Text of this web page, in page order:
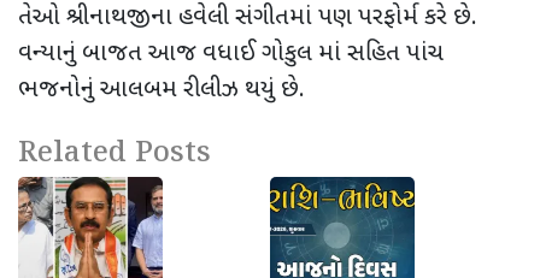
તેઓ શ્રીનાથજીના હવેલી સંગીતમાં પણ પરફોર્મ કરે છે.
વન્યાનું બાજત આજ વધાઈ ગોકુલ માં સહિત પાંચ
ભજનોનું આલબમ રીલીઝ થયું છે.
Related Posts